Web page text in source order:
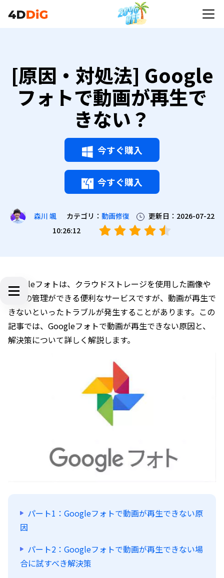
[原因・対処法] Google
フォトで動画が再生で
きない？
今すぐ購入
今すぐ購入
森川 颯 カテゴリ： 動画修復
更新日：2026-07-22
10:26:12
Googleフォトは、クラウドストレージを使用した画像や
動画の管理ができる便利なサービスですが、動画が再生で
きないといったトラブルが発生することがあります。この
記事では、Googleフォトで動画が再生できない原因と、
解決策について詳しく解説します。
パート1：Googleフォトで動画が再生できない原
因
パート2：Googleフォトで動画が再生できない場
合に試すべき解決策